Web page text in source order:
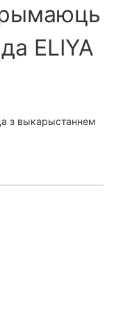
ELIYA
з выкарыстаннем